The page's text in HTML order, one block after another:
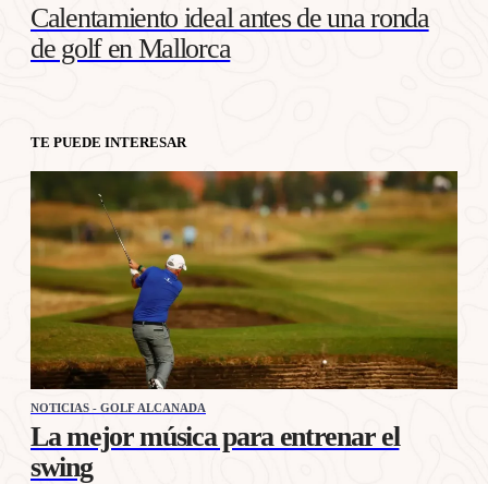
Calentamiento ideal antes de una ronda
de golf en Mallorca
TE PUEDE INTERESAR
NOTICIAS - GOLF ALCANADA
La mejor música para entrenar el
swing